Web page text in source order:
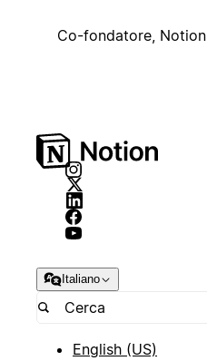
Co-fondatore, Notion
Italiano
English (US)